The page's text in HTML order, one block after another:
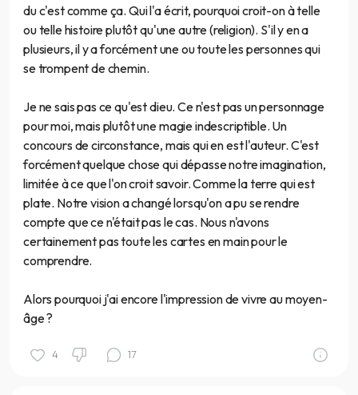
du c'est comme ça. Qui l'a écrit, pourquoi croit-on à telle
ou telle histoire plutôt qu'une autre (religion). S'il y en a
plusieurs, il y a forcément une ou toute les personnes qui
se trompent de chemin.
Je ne sais pas ce qu'est dieu. Ce n'est pas un personnage
pour moi, mais plutôt une magie indescriptible. Un
concours de circonstance, mais qui en est l'auteur. C'est
forcément quelque chose qui dépasse notre imagination,
limitée à ce que l'on croit savoir. Comme la terre qui est
plate. Notre vision a changé lorsqu'on a pu se rendre
compte que ce n'était pas le cas. Nous n'avons
certainement pas toute les cartes en main pour le
comprendre.
Alors pourquoi j'ai encore l'impression de vivre au moyen-
âge ?
4 17